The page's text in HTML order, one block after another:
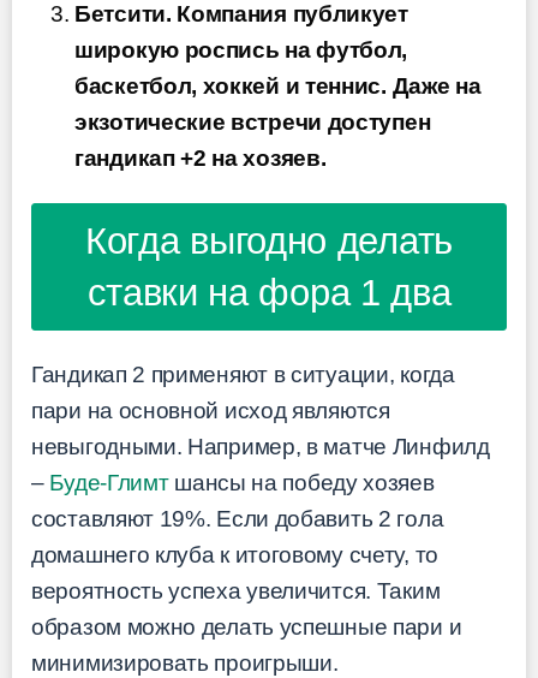
Бетсити. Компания публикует
широкую роспись на футбол,
баскетбол, хоккей и теннис. Даже на
экзотические встречи доступен
гандикап +2 на хозяев.
Когда выгодно делать
ставки на фора 1 два
Гандикап 2 применяют в ситуации, когда
пари на основной исход являются
невыгодными. Например, в матче Линфилд
– Буде-Глимтшансы на победу хозяев
составляют 19%. Если добавить 2 гола
домашнего клуба к итоговому счету, то
вероятность успеха увеличится. Таким
образом можно делать успешные пари и
минимизировать проигрыши.